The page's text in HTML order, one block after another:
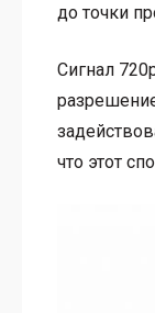
до точки
Сигнал
что этот